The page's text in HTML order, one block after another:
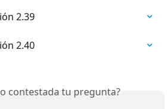
2.39
2.40
contestada tu pregunta?